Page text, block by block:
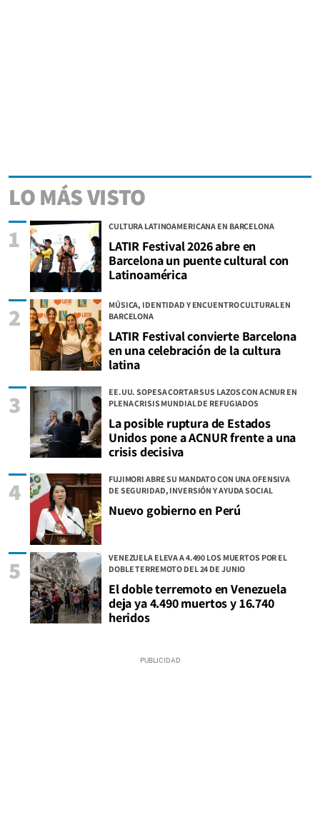
LO MÁS VISTO
CULTURA LATINOAMERICANA EN BARCELONA
LATIR Festival 2026 abre en
Barcelona un puente cultural con
Latinoamérica
1
MÚSICA, IDENTIDAD Y ENCUENTRO CULTURAL EN
BARCELONA
LATIR Festival convierte Barcelona
en una celebración de la cultura
latina
2
EE.UU. SOPESA CORTAR SUS LAZOS CON ACNUR EN
PLENA CRISIS MUNDIAL DE REFUGIADOS
La posible ruptura de Estados
Unidos pone a ACNUR frente a una
crisis decisiva
3
FUJIMORI ABRE SU MANDATO CON UNA OFENSIVA
DE SEGURIDAD, INVERSIÓN Y AYUDA SOCIAL
Nuevo gobierno en Perú
4
VENEZUELA ELEVA A 4.490 LOS MUERTOS POR EL
DOBLE TERREMOTO DEL 24 DE JUNIO
El doble terremoto en Venezuela
deja ya 4.490 muertos y 16.740
heridos
5